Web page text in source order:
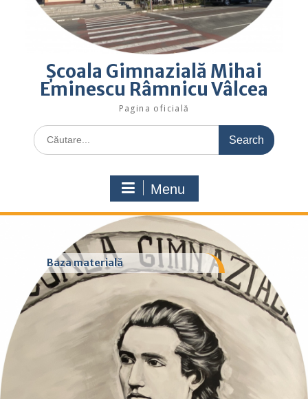
Şcoala Gimnazială Mihai
Eminescu Râmnicu Vâlcea
Pagina oficială
Search
for:
Menu
Baza materială